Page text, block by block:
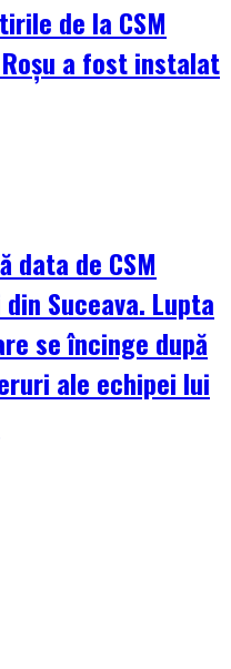
de la CSM
a fost instalat
data de CSM
Suceava. Lupta
se încinge după
ale echipei lui